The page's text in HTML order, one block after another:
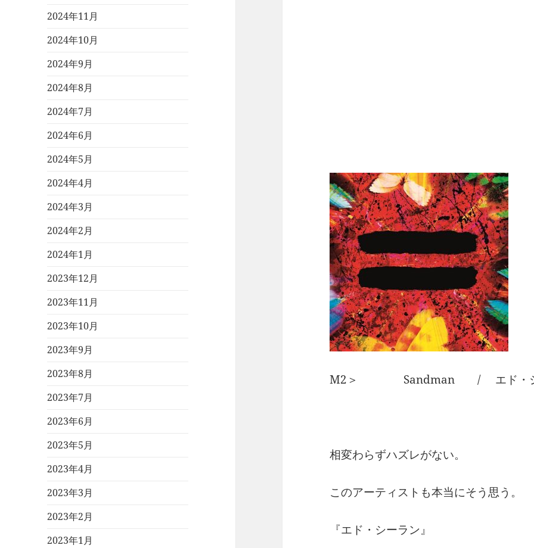
2024年11月
2024年10月
2024年9月
2024年8月
2024年7月
2024年6月
2024年5月
2024年4月
2024年3月
2024年2月
2024年1月
2023年12月
2023年11月
2023年10月
2023年9月
2023年8月
2023年7月
2023年6月
2023年5月
2023年4月
2023年3月
2023年2月
2023年1月
M2＞ Sandman / エド・シ
相変わらずハズレがない。
このアーティストも本当にそう思う。
『エド・シーラン』